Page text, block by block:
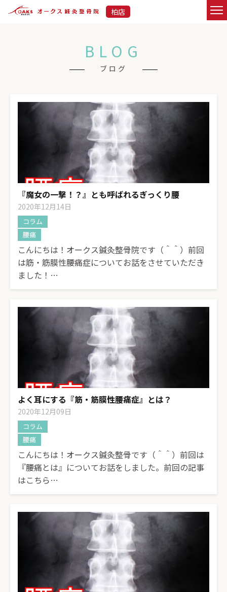
柏店
BLOG
ブログ
『魔女の一撃！？』とも呼ばれるぎっくり腰
2020年12月14日
コラム
腰痛
こんにちは！オークス鍼灸整骨院です（＾＾）前回
は筋・筋膜性腰痛症についてお話をさせていただき
ました！…
よく耳にする『筋・筋膜性腰痛症』とは？
2020年12月09日
コラム
腰痛
こんにちは！オークス鍼灸整骨です（＾＾）前回は
『腰痛とは』についてお話をしました。前回の記事
はこちら…